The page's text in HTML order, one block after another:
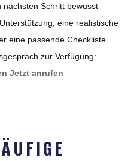
Schritt bewusst
eine realistische
eine passende Checkliste
zur Verfügung:
Jetzt anrufen